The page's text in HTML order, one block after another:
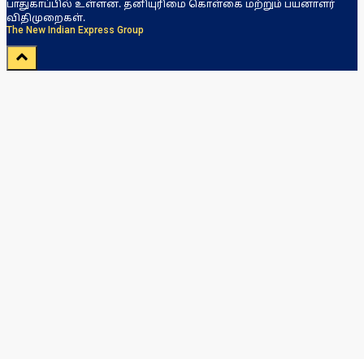
பாதுகாப்பில் உள்ளன. தனியுரிமை கொள்கை மற்றும் பயனாளர்
விதிமுறைகள்.
The New Indian Express Group